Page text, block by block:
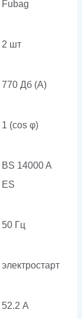
Fubag
2 шт
770 Дб (А)
1 (cos φ)
BS 14000 A
ES
50 Гц
электростарт
52.2 А